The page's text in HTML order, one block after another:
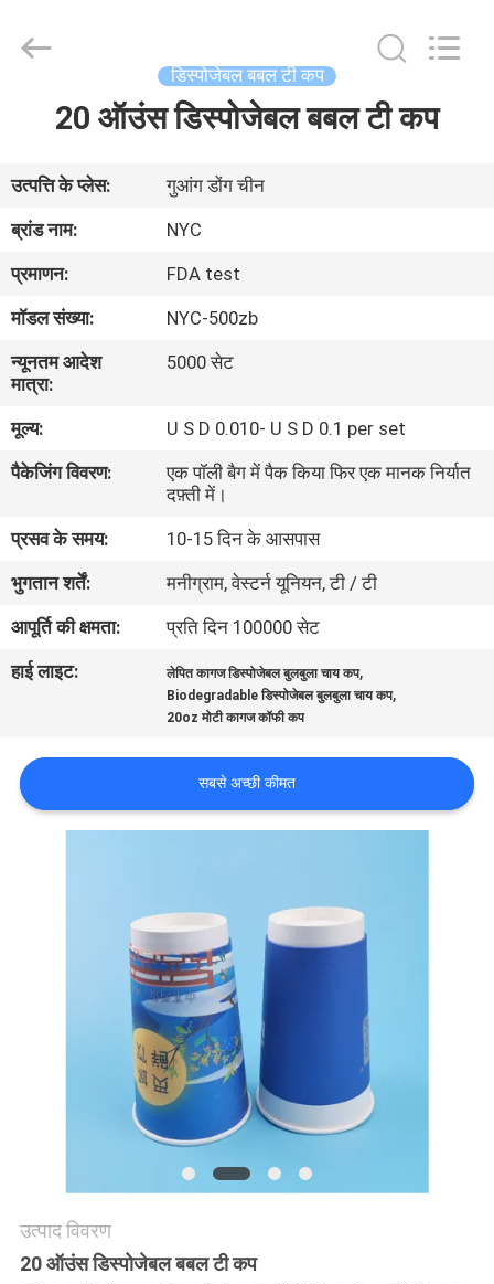
उत्पादों
हमारे
बारे
भ्रमण
गुणवत्ता
नियंत्रण
संपर्क
करें
मामलों
Co.,Ltd..
डिस्पोजेबल बबल टी कप
20 ऑउंस डिस्पोजेबल बबल टी कप
उत्पत्ति के प्लेस:
गुआंग डोंग चीन
ब्रांड नाम:
NYC
प्रमाणन:
FDA test
मॉडल संख्या:
NYC-500zb
न्यूनतम आदेश
मात्रा:
5000 सेट
मूल्य:
U S D 0.010- U S D 0.1 per set
पैकेजिंग विवरण:
एक पॉली बैग में पैक किया फिर एक मानक निर्यात
दफ़्ती में।
प्रसव के समय:
10-15 दिन के आसपास
भुगतान शर्तें:
मनीग्राम, वेस्टर्न यूनियन, टी / टी
आपूर्ति की क्षमता:
प्रति दिन 100000 सेट
हाई लाइट:
लेपित कागज डिस्पोजेबल बुलबुला चाय कप,
Biodegradable डिस्पोजेबल बुलबुला चाय कप,
20oz मोटी कागज कॉफी कप
सबसे अच्छी कीमत
उत्पाद विवरण
20 ऑउंस डिस्पोजेबल बबल टी कप